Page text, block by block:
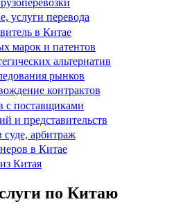
услуги перевода
в Китае
марок и патентов
альтернатив
рынков
контрактов
с поставщиками
и представительств
суде, арбитраж
в Китае
Китая
по Китаю